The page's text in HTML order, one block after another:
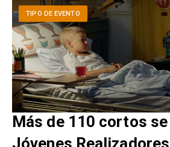
TIPO DE EVENTO
Más de 110 cortos
Jóvenes Realizadores